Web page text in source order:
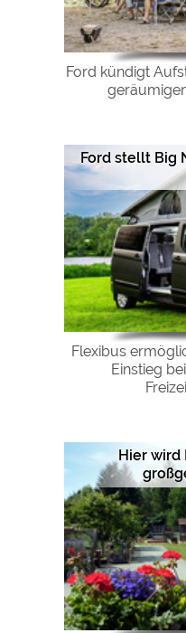
Ford kündigt
Ford stellt Big
Flexibus
Einstieg
Hier